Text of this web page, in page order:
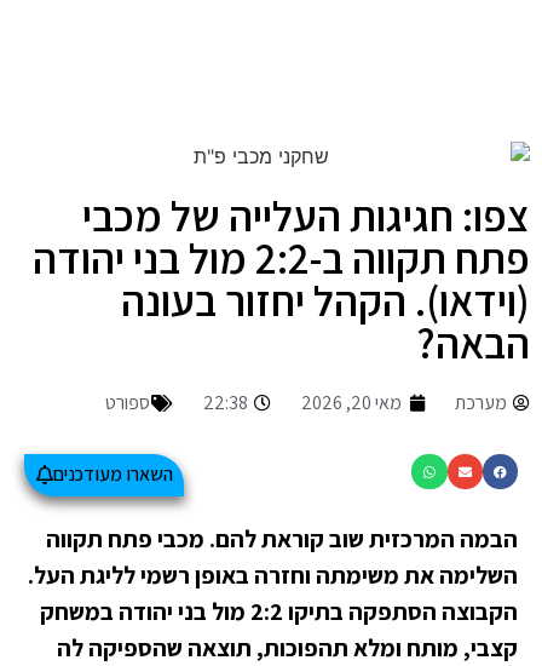
צפו: חגיגות העלייה של מכבי
פתח תקווה ב-2:2 מול בני יהודה
(וידאו). הקהל יחזור בעונה
הבאה?
מערכת מאי 20, 2026 22:38 ספורט
השארו מעודכנים
הבמה המרכזית שוב קוראת להם. מכבי פתח תקווה
השלימה את משימתה וחזרה באופן רשמי לליגת העל.
הקבוצה הסתפקה בתיקו 2:2 מול בני יהודה במשחק
קצבי, מותח ומלא תהפוכות, תוצאה שהספיקה לה